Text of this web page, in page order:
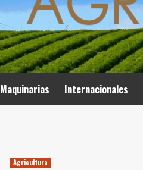
Maquinarias Internacionales
Agricultura